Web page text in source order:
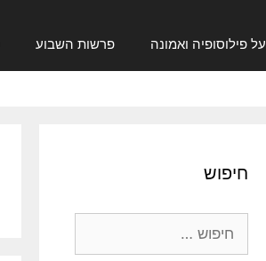
על פילוסופיה ואמונה פרשות השבוע
חיפוש